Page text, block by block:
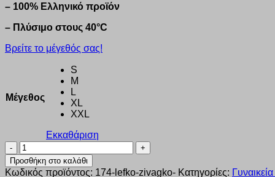
– 100% Ελληνικό προϊόν
– Πλύσιμο στους 40°C
Βρείτε το μέγεθός σας!
Μέγεθος
S
M
L
XL
XXL
Εκκαθάριση
Κορμάκι
γυναικείο
Nina
Προσθήκη στο καλάθι
Κωδικός προϊόντος: 174-lefko-zivagko- Κατηγορίες: